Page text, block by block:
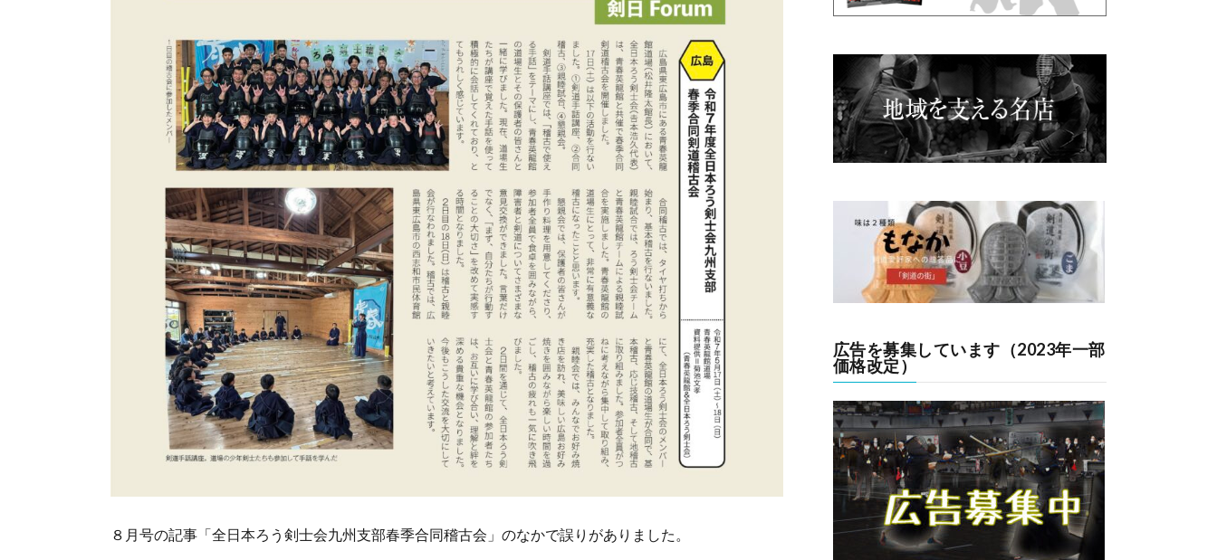
８月号の記事「全日本ろう剣士会九州支部春季合同稽古会」のなかで誤りがありました。
広告を募集しています（2023年一部
価格改定）